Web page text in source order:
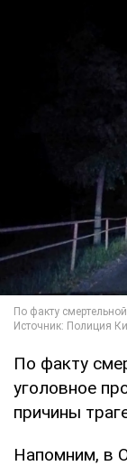
По факту
уголовное
причины
Напомним, в